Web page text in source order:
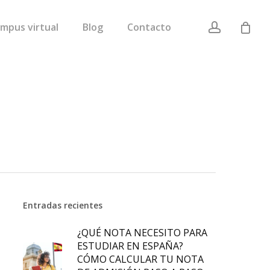
virtual Blog Contacto account
Entradas recientes
¿QUÉ NOTA NECESITO PARA
ESTUDIAR EN ESPAÑA?
CÓMO CALCULAR TU NOTA